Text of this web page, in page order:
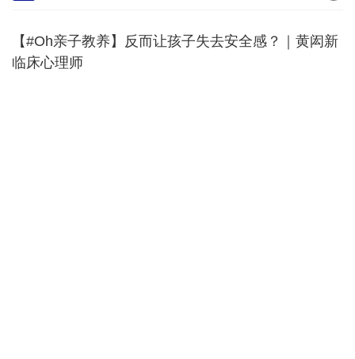
【#Oh亲子教养】反而让孩子失去安全感？｜黄闳新
临床心理师